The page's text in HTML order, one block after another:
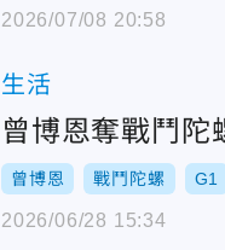
2026/07/08 20:58
生活
曾博恩奪戰鬥陀
曾博恩 戰鬥陀螺 G1
2026/06/28 15:34